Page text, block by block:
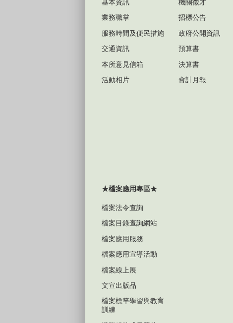
基本資訊
業務職掌
服務時間及便民措施
交通資訊
本所意見信箱
活動相片
機關徵才
招標公告
政府公開資訊
預算書
決算書
會計月報
★檔案應用專區★
檔案法令查詢
檔案目錄查詢網站
檔案應用服務
檔案應用宣導活動
檔案線上展
文宣出版品
檔案標竿學習與教育
訓練